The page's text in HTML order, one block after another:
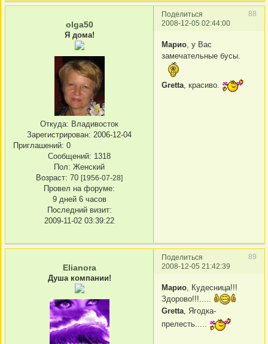
Поделиться
88
2008-12-05 02:44:00
olga50
Я дома!
Откуда: Владивосток
Зарегистрирован: 2006-12-04
Приглашений: 0
Сообщений: 1318
Пол: Женский
Возраст: 70 [1956-07-28]
Провел на форуме:
9 дней 6 часов
Последний визит:
2009-11-02 03:39:22
Марио , у Вас
замечательные бусы.
Gretta , красиво.
Поделиться
89
2008-12-05 21:42:39
Elianora
Душа компании!
Марио , Кудесница!!!
Здорово!!!.....
Gretta, Ягодка-
прелесть.....